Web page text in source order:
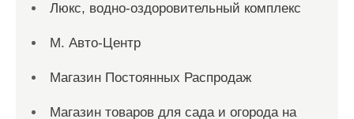
Люкс, водно-оздоровительный комплекс
М. Авто-Центр
Магазин Постоянных Распродаж
Магазин товаров для сада и огорода на